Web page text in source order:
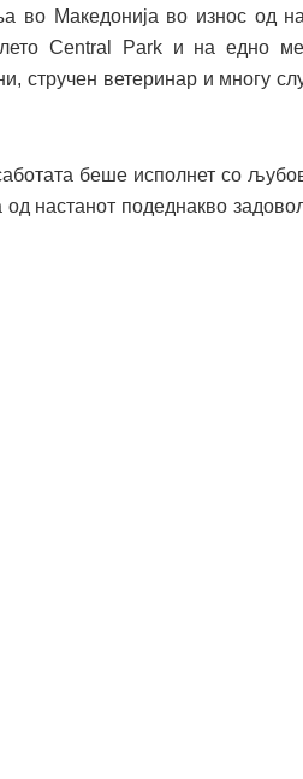
во Македонија во износ од
Central Park и на едно
стручен ветеринар и многу
беше исполнет со
настанот подеднакво